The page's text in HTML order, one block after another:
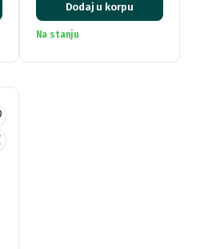
Dodaj u korpu
Na stanju